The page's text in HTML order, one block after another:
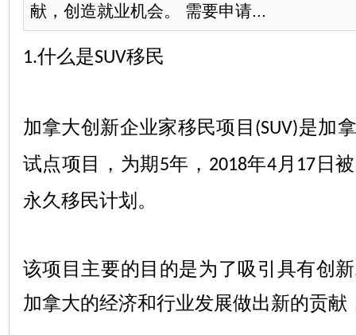
献，创造就业机会。 需要申请...
1.什么是SUV移民
加拿大创新企业家移民项目 (SUV)是加
试点项目，为期 5年， 2018年4月 17 日
永久移民计划。
该项目主要的目的是为了吸引具有创
加拿大的经济和行业发展做出新的贡献